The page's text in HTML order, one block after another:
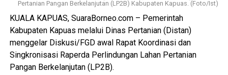
“Pemerintah Kabupaten Kapuas berharap proses
pemotongan unggas dapat berlangsung lebih tertata
memenuhi standar kesehatan masyarakat serta
menghasilkan produk unggas yang lebih bersih serta aman
dikonsumsi,” ujarnya. (Ujg/SB)
Pertanian Pangan Berkelanjutan (LP2B) Kabupaten Kapuas. (Foto/Ist)
KUALA KAPUAS, SuaraBorneo.com – Pemerintah
Kabupaten Kapuas melalui Dinas Pertanian (Distan)
menggelar Diskusi/FGD awal Rapat Koordinasi dan
Singkronisasi Raperda Perlindungan Lahan Pertanian
Pangan Berkelanjutan (LP2B).